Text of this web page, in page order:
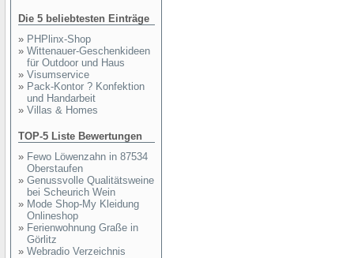
Die 5 beliebtesten Einträge
» PHPlinx-Shop
» Wittenauer-Geschenkideen
für Outdoor und Haus
» Visumservice
» Pack-Kontor ? Konfektion
und Handarbeit
» Villas & Homes
TOP-5 Liste Bewertungen
» Fewo Löwenzahn in 87534
Oberstaufen
» Genussvolle Qualitätsweine
bei Scheurich Wein
» Mode Shop-My Kleidung
Onlineshop
» Ferienwohnung Graße in
Görlitz
» Webradio Verzeichnis